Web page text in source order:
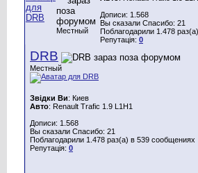
Местный
Дописи: 1.568
Вы сказали Спасибо: 21
Поблагодарили 1.478
Репутація: 0
DRB
Местный
Звідки Ви: Киев
Авто: Renault Trafic 1.9 L1H1
Дописи: 1.568
Вы сказали Спасибо: 21
Поблагодарили 1.478 раз(а) в 539 сообщениях
Репутація: 0